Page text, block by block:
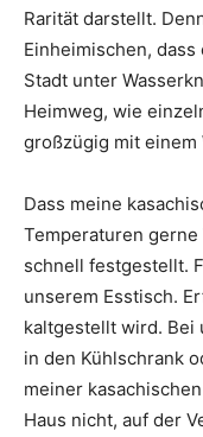
Rarität darstellt.
Einheimischen,
Stadt unter
Heimweg, wie
großzügig mit einem
Dass meine
Temperaturen
schnell festgestellt.
unserem Esstisch.
kaltgestellt wird. Bei
in den Kühlschrank
meiner
Haus nicht, auf der